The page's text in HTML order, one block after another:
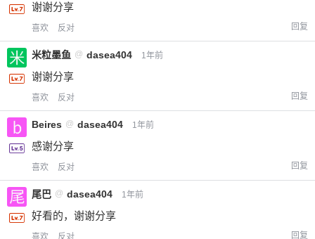
谢谢分享
喜欢 反对 回复
米粒墨鱼 @ dasea404 1年前
谢谢分享
喜欢 反对 回复
Beires @ dasea404 1年前
感谢分享
喜欢 反对 回复
尾巴 @ dasea404 1年前
好看的，谢谢分享
喜欢 反对 回复